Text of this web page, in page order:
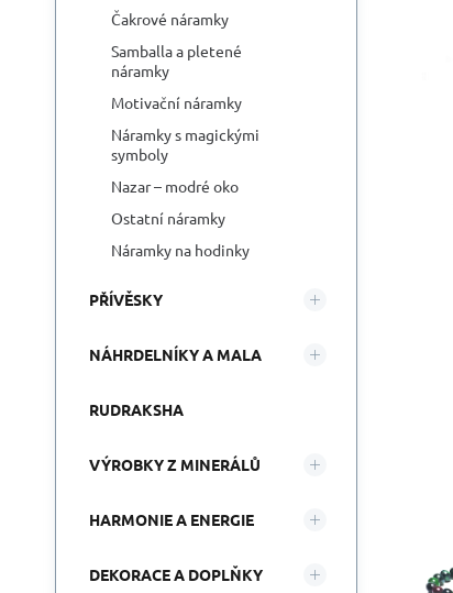
Čakrové náramky
Samballa a pletené
náramky
Motivační náramky
Náramky s magickými
symboly
Nazar – modré oko
Ostatní náramky
Náramky na hodinky
PŘÍVĚSKY
NÁHRDELNÍKY A MALA
RUDRAKSHA
VÝROBKY Z MINERÁLŮ
HARMONIE A ENERGIE
DEKORACE A DOPLŇKY